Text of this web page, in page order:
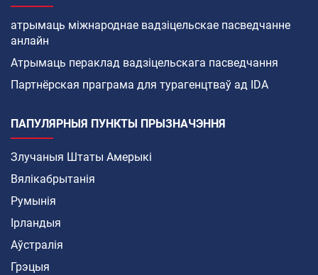
атрымаць міжнароднае вадзіцельскае пасведчанне
анлайн
Атрымаць пераклад вадзіцельскага пасведчання
Партнёрская праграма для турагенцтваў ад IDA
ПАПУЛЯРНЫЯ ПУНКТЫ ПРЫЗНАЧЭННЯ
Злучаныя Штаты Амерыкі
Вялікабрытанія
Румынія
Ірландыя
Аўстралія
Грэцыя